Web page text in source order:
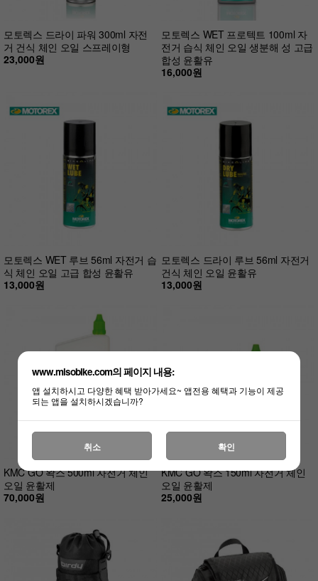
모토렉스 드라이 파워 300ml 자전
거 건식 체인 오일 스프레이형
23,000원
모토렉스 WET 프로텍트 100ml 자
전거 습식 체인 오일 생분해 성 고급
합성 윤활유
16,000원
모토렉스 WET 루브 56ml 자전거 습
식 체인 오일 고급 합성 윤활유
13,000원
모토렉스 드라이 루브 56ml 자전거
건식 체인 오일 윤활유
13,000원
KMC GO 왁스 500ml 자전거 체인
오일 윤활제
70,000원
KMC GO 왁스 150ml 자전거 체인
오일 윤활제
25,000원
www.misobike.com의 페이지 내용:
앱 설치하시고 다양한 혜택 받아가세요~ 앱전용 혜택과 기능이 제공
되는 앱을 설치하시겠습니까?
취소 확인